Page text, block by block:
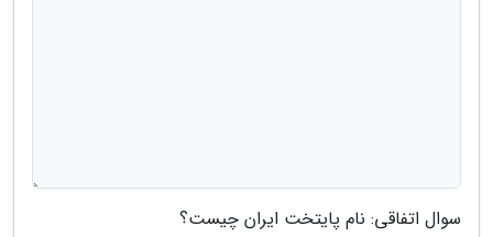
سوال اتفاقی: نام پایتخت ایران چیست؟